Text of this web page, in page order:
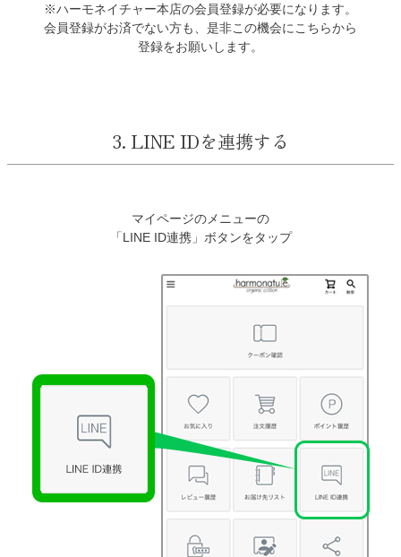
※ハーモネイチャー本店の会員登録が必要になります。
会員登録がお済でない方も、是非この機会にこちらから
登録をお願いします。
3. LINE IDを連携する
マイページのメニューの
「LINE ID連携」ボタンをタップ